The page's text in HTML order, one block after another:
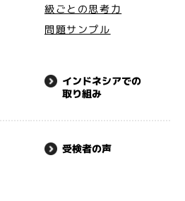
級ごとの思考力
問題サンプル
インドネシアでの
取り組み
受検者の声